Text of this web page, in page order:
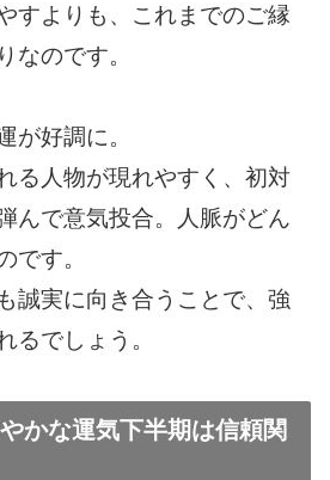
すよりも、これまでのご縁
なのです。
が好調に。
る人物が現れやすく、初対
んで意気投合。人脈がどん
です。
誠実に向き合うことで、強
るでしょう。
かな運気下半期は信頼関